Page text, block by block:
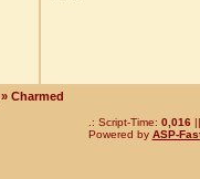
» Charmed
.: Script-Time: 0,016||
Powered by ASP-